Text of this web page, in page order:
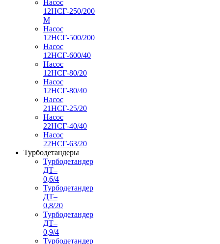
Насос
12НСГ-250/200
М
Насос
12НСГ-500/200
Насос
12НСГ-600/40
Насос
12НСГ-80/20
Насос
12НСГ-80/40
Насос
21НСГ-25/20
Насос
22НСГ-40/40
Насос
22НСГ-63/20
Турбодетандеры
Турбодетандер
ДТ–
0,6/4
Турбодетандер
ДТ–
0,8/20
Турбодетандер
ДТ–
0,9/4
Турбодетандер